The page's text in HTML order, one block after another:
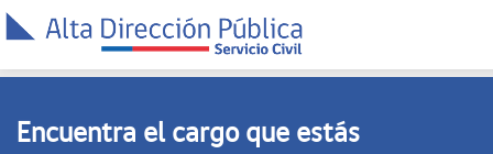
Encuentra el cargo que estás